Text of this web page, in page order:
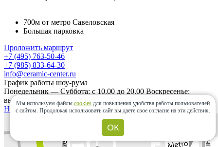
700м от метро Савеловская
Большая парковка
Проложить маршрут
+7 (495) 763-50-46
+7 (985) 833-64-30
info@ceramic-center.ru
График работы шоу-рума
Понедельник — Суббота: с 10.00 до 20.00 Воскресенье:
выходной день.
Найти шоу-рум быстро
Мы используем файлы cookies для повышения удобства работы пользователей
с сайтом. Продолжая использовать сайт вы даете свое согласие на эти действия.
ОК